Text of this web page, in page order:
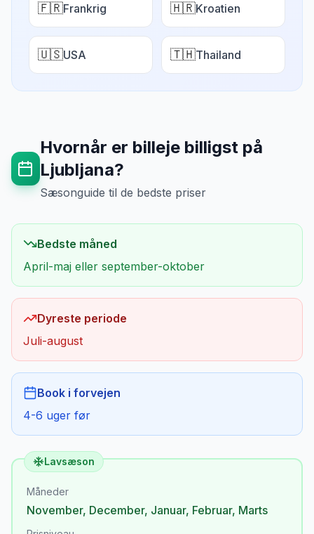
🇫🇷Frankrig 🇭🇷Kroatien
🇺🇸USA 🇹🇭Thailand
Hvornår er billeje billigst på
Ljubljana?
Sæsonguide til de bedste priser
Bedste måned
April-maj eller september-oktober
Dyreste periode
Juli-august
Book i forvejen
4-6 uger før
Lavsæson
Måneder
November, December, Januar, Februar, Marts